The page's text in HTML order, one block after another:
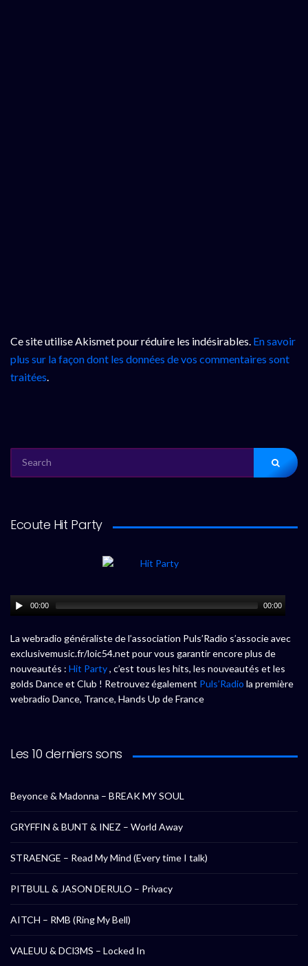
Ce site utilise Akismet pour réduire les indésirables. En savoir
plus sur la façon dont les données de vos commentaires sont
traitées.
FOR:
Ecoute Hit Party
00:00 00:00
La webradio généraliste de l’association Puls’Radio s’associe avec
exclusivemusic.fr/loic54.net pour vous garantir encore plus de
nouveautés : Hit Party, c’est tous les hits, les nouveautés et les
golds Dance et Club ! Retrouvez également Puls’Radio la première
webradio Dance, Trance, Hands Up de France
Les 10 derniers sons
Beyonce & Madonna – BREAK MY SOUL
GRYFFIN & BUNT & INEZ – World Away
STRAENGE – Read My Mind (Every time I talk)
PITBULL & JASON DERULO – Privacy
AITCH – RMB (Ring My Bell)
VALEUU & DCl3MS – Locked In